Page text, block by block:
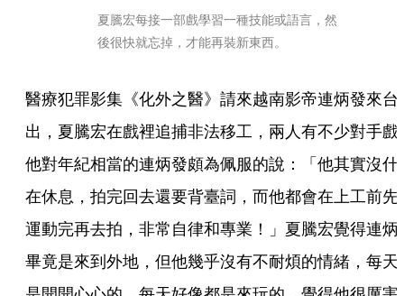
夏騰宏每接一部戲學習一種技能或語言，然
後很快就忘掉，才能再裝新東西。
醫療犯罪影集《化外之醫》請來越南影帝連炳發來台
出，夏騰宏在戲裡追捕非法移工，兩人有不少對手戲
他對年紀相當的連炳發頗為佩服的說：「他其實沒什
在休息，拍完回去還要背臺詞，而他都會在上工前先
運動完再去拍，非常自律和專業！」夏騰宏覺得連炳
畢竟是來到外地，但他幾乎沒有不耐煩的情緒，每天